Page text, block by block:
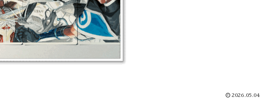
2026.05.04